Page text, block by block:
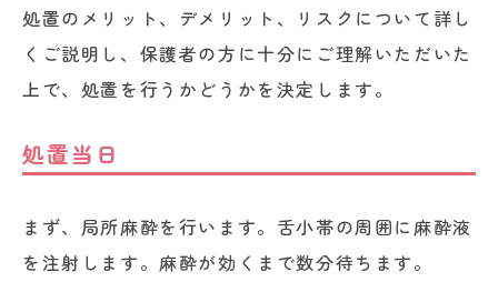
処置のメリット、デメリット、リスクについて詳し
くご説明し、保護者の方に十分にご理解いただいた
上で、処置を行うかどうかを決定します。
処置当日
まず、局所麻酔を行います。舌小帯の周囲に麻酔液
を注射します。麻酔が効くまで数分待ちます。